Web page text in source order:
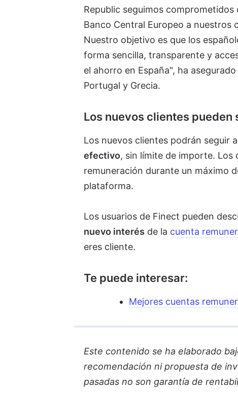
Republic seguimos
Banco Central Europeo a nuestros
Nuestro objetivo es que los
forma sencilla, transparente y
el ahorro en España", ha asegurado
Portugal y Grecia.
Los nuevos clientes pueden
Los nuevos clientes podrán seguir
efectivo, sin límite de importe. Los
remuneración durante un máximo
plataforma.
Los usuarios de Finect pueden
nuevo interés de la cuenta
eres cliente.
Te puede interesar:
Mejores cuentas
Este contenido se ha elaborado
recomendación ni propuesta de
pasadas no son garantía de